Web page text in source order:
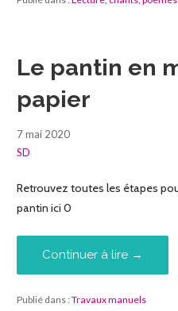
Le pantin en
papier
7 mai 2020
SD
Retrouvez toutes les étapes
pantin ici 0
Continuer à lire →
Publié dans :Travaux manuels